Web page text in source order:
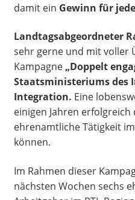
damit ein Gewinn für
Landtagsabgeordneter
sehr gerne und mit voller
Kampagne „Doppelt
Staatsministeriums des
Integration. Eine
einigen Jahren
ehrenamtliche Tätigkeit
können.
Im Rahmen dieser
nächsten Wochen sechs